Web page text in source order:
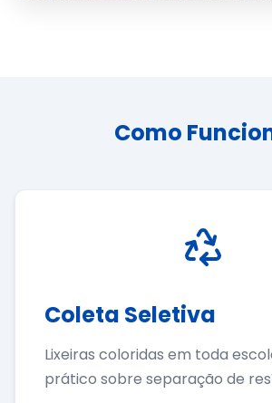
Como
Coleta Seletiva
Lixeiras coloridas em toda
prático sobre separação de